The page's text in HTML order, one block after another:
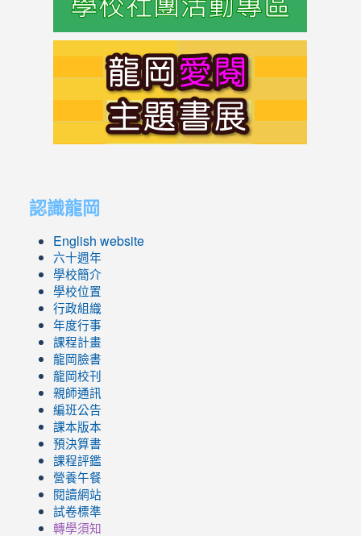
認識龍岡
English website
六十週年
學校簡介
學校位置
行政組織
年度行事
課程計畫
龍岡臉書
龍岡校刊
親師通訊
編班公告
課本版本
預決算書
課程評鑑
營養午餐
閱讀網站
試卷標準
轉學須知